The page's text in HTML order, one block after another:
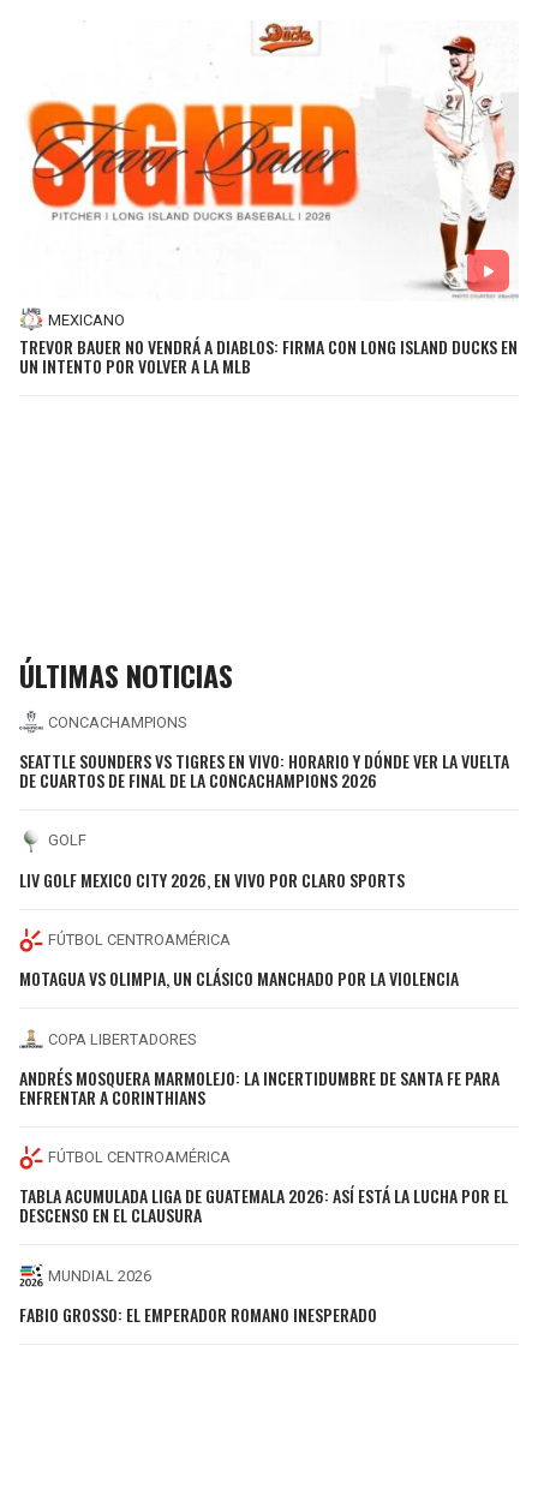
MEXICANO
TREVOR BAUER NO VENDRÁ A DIABLOS: FIRMA CON LONG ISLAND DUCKS EN
UN INTENTO POR VOLVER A LA MLB
ÚLTIMAS NOTICIAS
CONCACHAMPIONS
SEATTLE SOUNDERS VS TIGRES EN VIVO: HORARIO Y DÓNDE VER LA VUELTA
DE CUARTOS DE FINAL DE LA CONCACHAMPIONS 2026
GOLF
LIV GOLF MEXICO CITY 2026, EN VIVO POR CLARO SPORTS
FÚTBOL CENTROAMÉRICA
MOTAGUA VS OLIMPIA, UN CLÁSICO MANCHADO POR LA VIOLENCIA
COPA LIBERTADORES
ANDRÉS MOSQUERA MARMOLEJO: LA INCERTIDUMBRE DE SANTA FE PARA
ENFRENTAR A CORINTHIANS
FÚTBOL CENTROAMÉRICA
TABLA ACUMULADA LIGA DE GUATEMALA 2026: ASÍ ESTÁ LA LUCHA POR EL
DESCENSO EN EL CLAUSURA
MUNDIAL 2026
FABIO GROSSO: EL EMPERADOR ROMANO INESPERADO